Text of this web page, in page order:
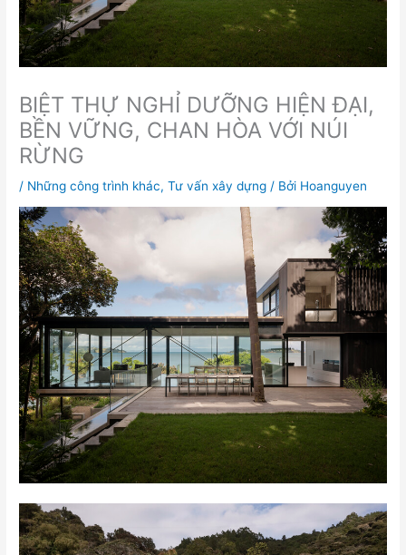
BIỆT THỰ NGHỈ DƯỠNG HIỆN ĐẠI,
BỀN VỮNG, CHAN HÒA VỚI NÚI
RỪNG
/ Những công trình khác,Tư vấn xây dựng / Bởi Hoanguyen